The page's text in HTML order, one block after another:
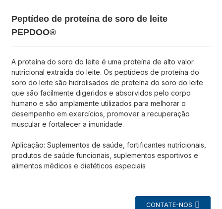
Peptídeo de proteína de soro de leite
PEPDOO®
A proteína do soro do leite é uma proteína de alto valor
nutricional extraída do leite. Os peptídeos de proteína do
soro do leite são hidrolisados ​​de proteína do soro do leite
que são facilmente digeridos e absorvidos pelo corpo
humano e são amplamente utilizados para melhorar o
desempenho em exercícios, promover a recuperação
muscular e fortalecer a imunidade.
Aplicação: Suplementos de saúde, fortificantes nutricionais,
produtos de saúde funcionais, suplementos esportivos e
alimentos médicos e dietéticos especiais
CONTATE-NOS